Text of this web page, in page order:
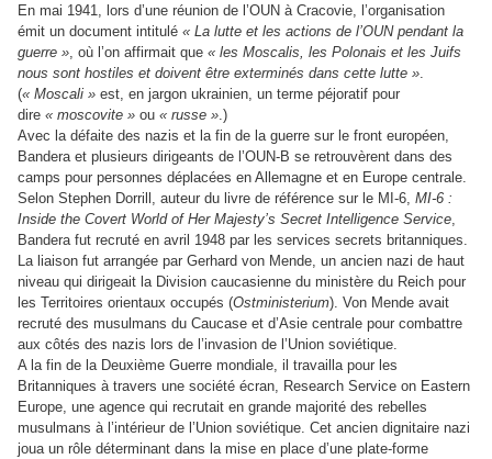
En mai 1941, lors d’une réunion de l’OUN à Cracovie, l’organisation
émit un document intitulé « La lutte et les actions de l’OUN pendant la
guerre » , où l’on affirmait que « les Moscalis, les Polonais et les Juifs
nous sont hostiles et doivent être exterminés dans cette lutte »
(« Moscali » est, en jargon ukrainien, un terme péjoratif pour
dire « moscovite » ou « russe » .)
Avec la défaite des nazis et la fin de la guerre sur le front européen,
Bandera et plusieurs dirigeants de l’OUN-B se retrouvèrent dans des
camps pour personnes déplacées en Allemagne et en Europe centrale.
Selon Stephen Dorrill, auteur du livre de référence sur le MI-6, MI-6 :
Inside the Covert World of Her Majesty’s Secret Intelligence Service
Bandera fut recruté en avril 1948 par les services secrets britanniques.
La liaison fut arrangée par Gerhard von Mende, un ancien nazi de haut
niveau qui dirigeait la Division caucasienne du ministère du Reich pour
les Territoires orientaux occupés (Ostministerium). Von Mende avait
recruté des musulmans du Caucase et d’Asie centrale pour combattre
aux côtés des nazis lors de l’invasion de l’Union soviétique.
A la fin de la Deuxième Guerre mondiale, il travailla pour les
Britanniques à travers une société écran, Research Service on Eastern
Europe, une agence qui recrutait en grande majorité des rebelles
musulmans à l’intérieur de l’Union soviétique. Cet ancien dignitaire nazi
joua un rôle déterminant dans la mise en place d’une plate-forme